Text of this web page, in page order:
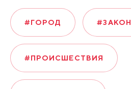
#ГОРОД #ЗАКОН
#ПРОИСШЕСТВИЯ